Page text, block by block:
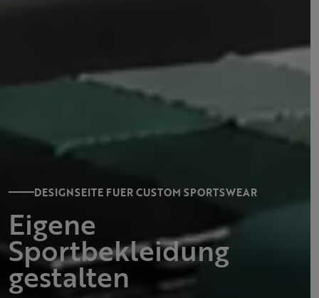
DESIGNSEITE FUER CUSTOM SPORTSWEAR
Eigene
Sportbekleidung
gestalten